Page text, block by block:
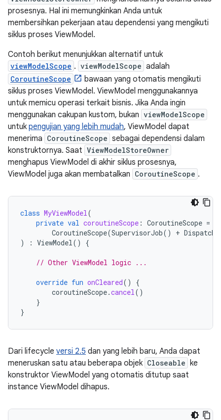
prosesnya. Hal ini memungkinkan Anda untuk
membersihkan pekerjaan atau dependensi yang mengikuti
siklus proses ViewModel.
Contoh berikut menunjukkan alternatif untuk
viewModelScope . viewModelScope adalah
CoroutineScope
bawaan yang otomatis mengikuti
siklus proses ViewModel. ViewModel menggunakannya
untuk memicu operasi terkait bisnis. Jika Anda ingin
menggunakan cakupan kustom, bukan viewModelScope
untuk pengujian yang lebih mudah, ViewModel dapat
menerima CoroutineScope sebagai dependensi dalam
konstruktornya. Saat ViewModelStoreOwner
menghapus ViewModel di akhir siklus prosesnya,
ViewModel juga akan membatalkan CoroutineScope .
class MyViewModel (
private val coroutineScope : CoroutineScope =
CoroutineScope(SupervisorJob() +
)
: ViewModel () {
// Other ViewModel logic ...
override fun onCleared()
{
coroutineScope.cancel ()
}
}
Dari lifecycle versi 2.5 dan yang lebih baru, Anda dapat
meneruskan satu atau beberapa objek Closeable
ke
konstruktor ViewModel yang otomatis ditutup saat
instance ViewModel dihapus.